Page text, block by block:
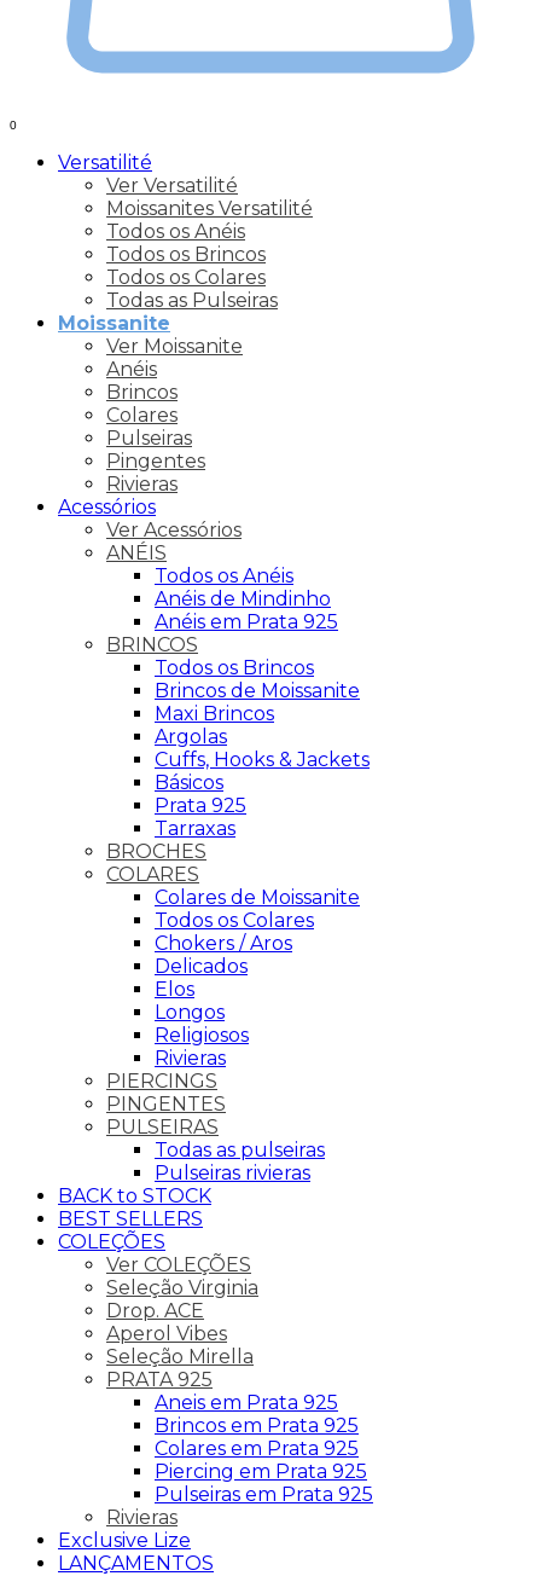
0
Versatilité
Ver Versatilité
Moissanites Versatilité
Todos os Anéis
Todos os Brincos
Todos os Colares
Todas as Pulseiras
Moissanite
Ver Moissanite
Anéis
Brincos
Colares
Pulseiras
Pingentes
Rivieras
Acessórios
Ver Acessórios
ANÉIS
Todos os Anéis
Anéis de Mindinho
Anéis em Prata 925
BRINCOS
Todos os Brincos
Brincos de Moissanite
Maxi Brincos
Argolas
Cuffs, Hooks & Jackets
Básicos
Prata 925
Tarraxas
BROCHES
COLARES
Colares de Moissanite
Todos os Colares
Chokers / Aros
Delicados
Elos
Longos
Religiosos
Rivieras
PIERCINGS
PINGENTES
PULSEIRAS
Todas as pulseiras
Pulseiras rivieras
BACK to STOCK
BEST SELLERS
COLEÇÕES
Ver COLEÇÕES
Seleção Virginia
Drop. ACE
Aperol Vibes
Seleção Mirella
PRATA 925
Aneis em Prata 925
Brincos em Prata 925
Colares em Prata 925
Piercing em Prata 925
Pulseiras em Prata 925
Rivieras
Exclusive Lize
LANÇAMENTOS